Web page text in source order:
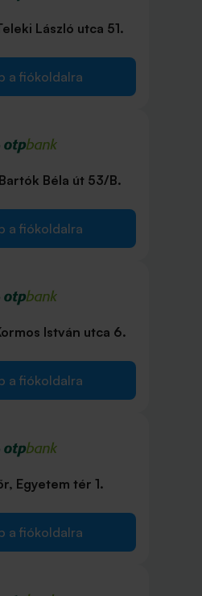
László utca 51.
a fiókoldalra
Béla út 53/B.
a fiókoldalra
István utca 6.
a fiókoldalra
Egyetem tér 1.
a fiókoldalra